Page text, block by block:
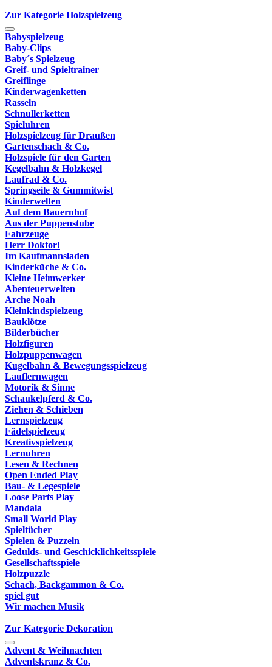
Zur Kategorie Holzspielzeug
Babyspielzeug
Baby-Clips
Baby´s Spielzeug
Greif- und Spieltrainer
Greiflinge
Kinderwagenketten
Rasseln
Schnullerketten
Spieluhren
Holzspielzeug für Draußen
Gartenschach & Co.
Holzspiele für den Garten
Kegelbahn & Holzkegel
Laufrad & Co.
Springseile & Gummitwist
Kinderwelten
Auf dem Bauernhof
Aus der Puppenstube
Fahrzeuge
Herr Doktor!
Im Kaufmannsladen
Kinderküche & Co.
Kleine Heimwerker
Abenteuerwelten
Arche Noah
Kleinkindspielzeug
Bauklötze
Bilderbücher
Holzfiguren
Holzpuppenwagen
Kugelbahn & Bewegungsspielzeug
Lauflernwagen
Motorik & Sinne
Schaukelpferd & Co.
Ziehen & Schieben
Lernspielzeug
Fädelspielzeug
Kreativspielzeug
Lernuhren
Lesen & Rechnen
Open Ended Play
Bau- & Legespiele
Loose Parts Play
Mandala
Small World Play
Spieltücher
Spielen & Puzzeln
Gedulds- und Geschicklichkeitsspiele
Gesellschaftsspiele
Holzpuzzle
Schach, Backgammon & Co.
spiel gut
Wir machen Musik
Zur Kategorie Dekoration
Advent & Weihnachten
Adventskranz & Co.